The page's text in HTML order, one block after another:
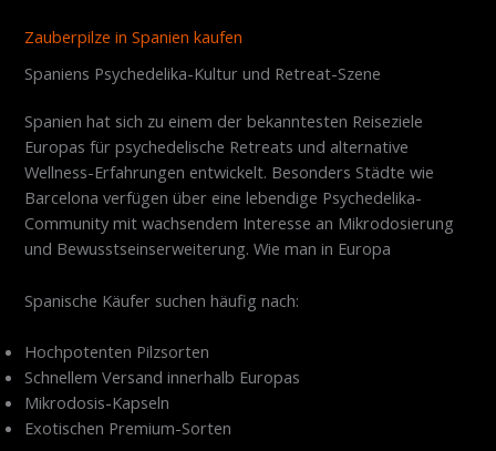
Zauberpilze in Spanien kaufen
Spaniens Psychedelika-Kultur und Retreat-Szene
Spanien hat sich zu einem der bekanntesten Reiseziele
Europas für psychedelische Retreats und alternative
Wellness-Erfahrungen entwickelt. Besonders Städte wie
Barcelona verfügen über eine lebendige Psychedelika-
Community mit wachsendem Interesse an Mikrodosierung
und Bewusstseinserweiterung. Wie man in Europa
Spanische Käufer suchen häufig nach:
Hochpotenten Pilzsorten
Schnellem Versand innerhalb Europas
Mikrodosis-Kapseln
Exotischen Premium-Sorten